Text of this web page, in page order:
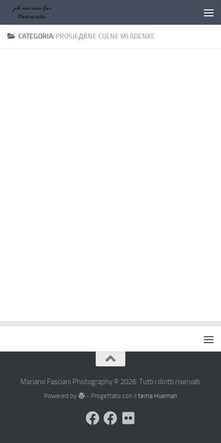
Salta al contenuto
CATEGORIA: PROSJEДЌNE CIJENE MLADENKE
Mariano Fasciani Photography © 2026. Tutti i diritti riservati.
Powered by - Progettato con il tema Hueman